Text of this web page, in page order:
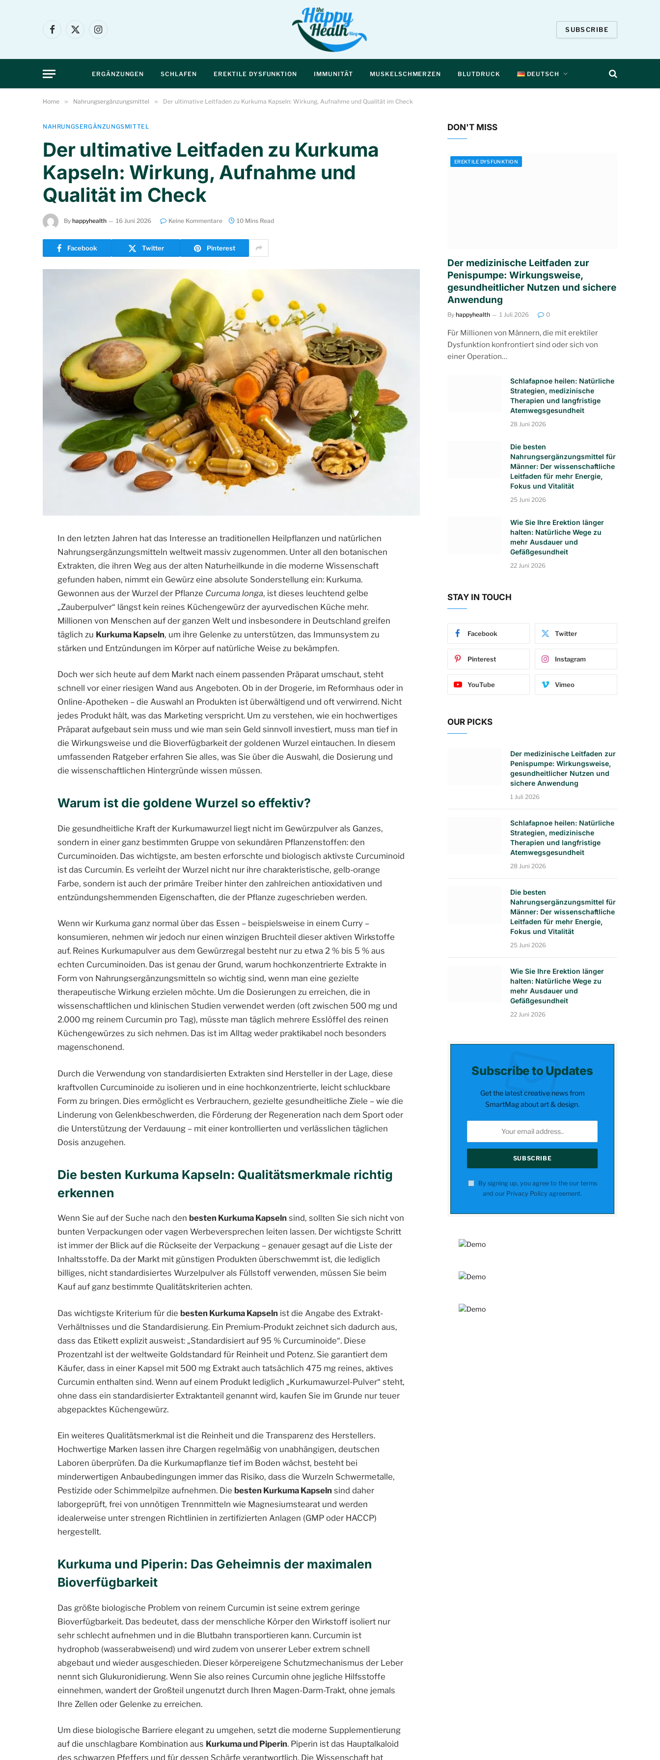
Facebook
X
Instagram
SUBSCRIBE
ERGÄNZUNGEN SCHLAFEN EREKTILE DYSFUNKTION IMMUNITÄT MUSKELSCHMERZEN BLUTDRUCK DEUTSCH
Home » Nahrungsergänzungsmittel » Der ultimative Leitfaden zu Kurkuma Kapseln: Wirkung, Aufnahme und Qualität im Check
NAHRUNGSERGÄNZUNGSMITTEL
Der ultimative Leitfaden zu Kurkuma
Kapseln: Wirkung, Aufnahme und
Qualität im Check
By happyhealth 16 Juni 2026 Keine Kommentare 10 Mins Read
Facebook Twitter Pinterest
In den letzten Jahren hat das Interesse an traditionellen Heilpflanzen und natürlichen
Nahrungsergänzungsmitteln weltweit massiv zugenommen. Unter all den botanischen
Extrakten, die ihren Weg aus der alten Naturheilkunde in die moderne Wissenschaft
gefunden haben, nimmt ein Gewürz eine absolute Sonderstellung ein: Kurkuma.
Gewonnen aus der Wurzel der Pflanze Curcuma longa, ist dieses leuchtend gelbe
„Zauberpulver“ längst kein reines Küchengewürz der ayurvedischen Küche mehr.
Millionen von Menschen auf der ganzen Welt und insbesondere in Deutschland greifen
täglich zu Kurkuma Kapseln, um ihre Gelenke zu unterstützen, das Immunsystem zu
stärken und Entzündungen im Körper auf natürliche Weise zu bekämpfen.
Doch wer sich heute auf dem Markt nach einem passenden Präparat umschaut, steht
schnell vor einer riesigen Wand aus Angeboten. Ob in der Drogerie, im Reformhaus oder in
Online-Apotheken – die Auswahl an Produkten ist überwältigend und oft verwirrend. Nicht
jedes Produkt hält, was das Marketing verspricht. Um zu verstehen, wie ein hochwertiges
Präparat aufgebaut sein muss und wie man sein Geld sinnvoll investiert, muss man tief in
die Wirkungsweise und die Bioverfügbarkeit der goldenen Wurzel eintauchen. In diesem
umfassenden Ratgeber erfahren Sie alles, was Sie über die Auswahl, die Dosierung und
die wissenschaftlichen Hintergründe wissen müssen.
Warum ist die goldene Wurzel so effektiv?
Die gesundheitliche Kraft der Kurkumawurzel liegt nicht im Gewürzpulver als Ganzes,
sondern in einer ganz bestimmten Gruppe von sekundären Pflanzenstoffen: den
Curcuminoiden. Das wichtigste, am besten erforschte und biologisch aktivste Curcuminoid
ist das Curcumin. Es verleiht der Wurzel nicht nur ihre charakteristische, gelb-orange
Farbe, sondern ist auch der primäre Treiber hinter den zahlreichen antioxidativen und
entzündungshemmenden Eigenschaften, die der Pflanze zugeschrieben werden.
Wenn wir Kurkuma ganz normal über das Essen – beispielsweise in einem Curry –
konsumieren, nehmen wir jedoch nur einen winzigen Bruchteil dieser aktiven Wirkstoffe
auf. Reines Kurkumapulver aus dem Gewürzregal besteht nur zu etwa 2 % bis 5 % aus
echten Curcuminoiden. Das ist genau der Grund, warum hochkonzentrierte Extrakte in
Form von Nahrungsergänzungsmitteln so wichtig sind, wenn man eine gezielte
therapeutische Wirkung erzielen möchte. Um die Dosierungen zu erreichen, die in
wissenschaftlichen und klinischen Studien verwendet werden (oft zwischen 500 mg und
2.000 mg reinem Curcumin pro Tag), müsste man täglich mehrere Esslöffel des reinen
Küchengewürzes zu sich nehmen. Das ist im Alltag weder praktikabel noch besonders
magenschonend.
Durch die Verwendung von standardisierten Extrakten sind Hersteller in der Lage, diese
kraftvollen Curcuminoide zu isolieren und in eine hochkonzentrierte, leicht schluckbare
Form zu bringen. Dies ermöglicht es Verbrauchern, gezielte gesundheitliche Ziele – wie die
Linderung von Gelenkbeschwerden, die Förderung der Regeneration nach dem Sport oder
die Unterstützung der Verdauung – mit einer kontrollierten und verlässlichen täglichen
Dosis anzugehen.
Die besten Kurkuma Kapseln: Qualitätsmerkmale richtig
erkennen
Wenn Sie auf der Suche nach den besten Kurkuma Kapseln sind, sollten Sie sich nicht von
bunten Verpackungen oder vagen Werbeversprechen leiten lassen. Der wichtigste Schritt
ist immer der Blick auf die Rückseite der Verpackung – genauer gesagt auf die Liste der
Inhaltsstoffe. Da der Markt mit günstigen Produkten überschwemmt ist, die lediglich
billiges, nicht standardisiertes Wurzelpulver als Füllstoff verwenden, müssen Sie beim
Kauf auf ganz bestimmte Qualitätskriterien achten.
Das wichtigste Kriterium für die besten Kurkuma Kapseln ist die Angabe des Extrakt-
Verhältnisses und die Standardisierung. Ein Premium-Produkt zeichnet sich dadurch aus,
dass das Etikett explizit ausweist: „Standardisiert auf 95 % Curcuminoide“. Diese
Prozentzahl ist der weltweite Goldstandard für Reinheit und Potenz. Sie garantiert dem
Käufer, dass in einer Kapsel mit 500 mg Extrakt auch tatsächlich 475 mg reines, aktives
Curcumin enthalten sind. Wenn auf einem Produkt lediglich „Kurkumawurzel-Pulver“ steht,
ohne dass ein standardisierter Extraktanteil genannt wird, kaufen Sie im Grunde nur teuer
abgepacktes Küchengewürz.
Ein weiteres Qualitätsmerkmal ist die Reinheit und die Transparenz des Herstellers.
Hochwertige Marken lassen ihre Chargen regelmäßig von unabhängigen, deutschen
Laboren überprüfen. Da die Kurkumapflanze tief im Boden wächst, besteht bei
minderwertigen Anbaubedingungen immer das Risiko, dass die Wurzeln Schwermetalle,
Pestizide oder Schimmelpilze aufnehmen. Die besten Kurkuma Kapseln sind daher
laborgeprüft, frei von unnötigen Trennmitteln wie Magnesiumstearat und werden
idealerweise unter strengen Richtlinien in zertifizierten Anlagen (GMP oder HACCP)
hergestellt.
Kurkuma und Piperin: Das Geheimnis der maximalen
Bioverfügbarkeit
Das größte biologische Problem von reinem Curcumin ist seine extrem geringe
Bioverfügbarkeit. Das bedeutet, dass der menschliche Körper den Wirkstoff isoliert nur
sehr schlecht aufnehmen und in die Blutbahn transportieren kann. Curcumin ist
hydrophob (wasserabweisend) und wird zudem von unserer Leber extrem schnell
abgebaut und wieder ausgeschieden. Dieser körpereigene Schutzmechanismus der Leber
nennt sich Glukuronidierung. Wenn Sie also reines Curcumin ohne jegliche Hilfsstoffe
einnehmen, wandert der Großteil ungenutzt durch Ihren Magen-Darm-Trakt, ohne jemals
Ihre Zellen oder Gelenke zu erreichen.
Um diese biologische Barriere elegant zu umgehen, setzt die moderne Supplementierung
auf die unschlagbare Kombination aus Kurkuma und Piperin. Piperin ist das Hauptalkaloid
des schwarzen Pfeffers und für dessen Schärfe verantwortlich. Die Wissenschaft hat
DON'T MISS
EREKTILE DYSFUNKTION
Der medizinische Leitfaden zur
Penispumpe: Wirkungsweise,
gesundheitlicher Nutzen und sichere
Anwendung
By happyhealth 1 Juli 2026 0
Für Millionen von Männern, die mit erektiler
Dysfunktion konfrontiert sind oder sich von
einer Operation…
Schlafapnoe heilen: Natürliche
Strategien, medizinische
Therapien und langfristige
Atemwegsgesundheit
28 Juni 2026
Die besten
Nahrungsergänzungsmittel für
Männer: Der wissenschaftliche
Leitfaden für mehr Energie,
Fokus und Vitalität
25 Juni 2026
Wie Sie Ihre Erektion länger
halten: Natürliche Wege zu
mehr Ausdauer und
Gefäßgesundheit
22 Juni 2026
STAY IN TOUCH
Facebook Twitter
Pinterest Instagram
YouTube Vimeo
OUR PICKS
Der medizinische Leitfaden zur
Penispumpe: Wirkungsweise,
gesundheitlicher Nutzen und
sichere Anwendung
1 Juli 2026
Schlafapnoe heilen: Natürliche
Strategien, medizinische
Therapien und langfristige
Atemwegsgesundheit
28 Juni 2026
Die besten
Nahrungsergänzungsmittel für
Männer: Der wissenschaftliche
Leitfaden für mehr Energie,
Fokus und Vitalität
25 Juni 2026
Wie Sie Ihre Erektion länger
halten: Natürliche Wege zu
mehr Ausdauer und
Gefäßgesundheit
22 Juni 2026
Subscribe to Updates
Get the latest creative news from
SmartMag about art & design.
By signing up, you agree to the our terms
and our Privacy Policy agreement.